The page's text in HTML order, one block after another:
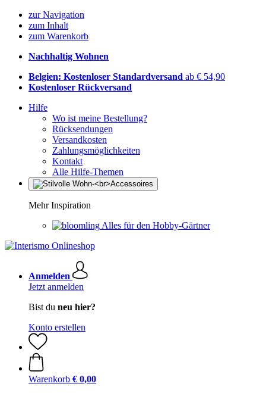
zur Navigation
zum Inhalt
zum Warenkorb
Nachhaltig Wohnen
Belgien: Kostenloser Standardversand ab € 54,90
Kostenloser Rückversand
Hilfe
Wo ist meine Bestellung?
Rücksendungen
Versandkosten
Zahlungsmöglichkeiten
Kontakt
Alle Hilfe-Themen
Mehr Inspiration
Alles für den Hobby-Gärtner
Anmelden
Jetzt anmelden
Bist du neu hier?
Konto erstellen
Warenkorb € 0,00